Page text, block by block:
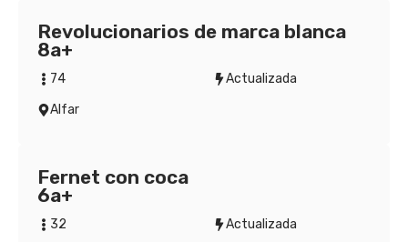
Revolucionarios de marca blanca
8a+
74
Actualizada
Alfar
Fernet con coca
6a+
32
Actualizada